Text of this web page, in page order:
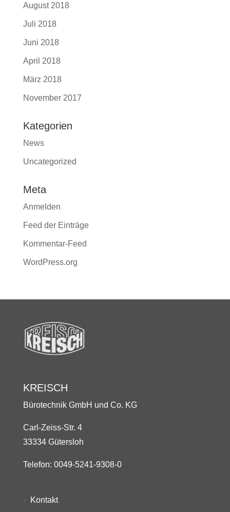
August 2018
Juli 2018
Juni 2018
April 2018
März 2018
November 2017
Kategorien
News
Uncategorized
Meta
Anmelden
Feed der Einträge
Kommentar-Feed
WordPress.org
KREISCH
Bürotechnik GmbH und Co. KG
Carl-Zeiss-Str. 4
33334 Gütersloh
Telefon: 0049-5241-9308-0
Kontakt